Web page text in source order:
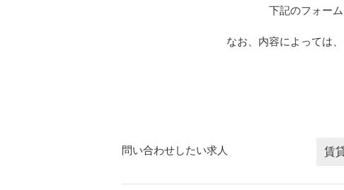
下記のフォー
なお、内容によっては
問い合わせしたい求人